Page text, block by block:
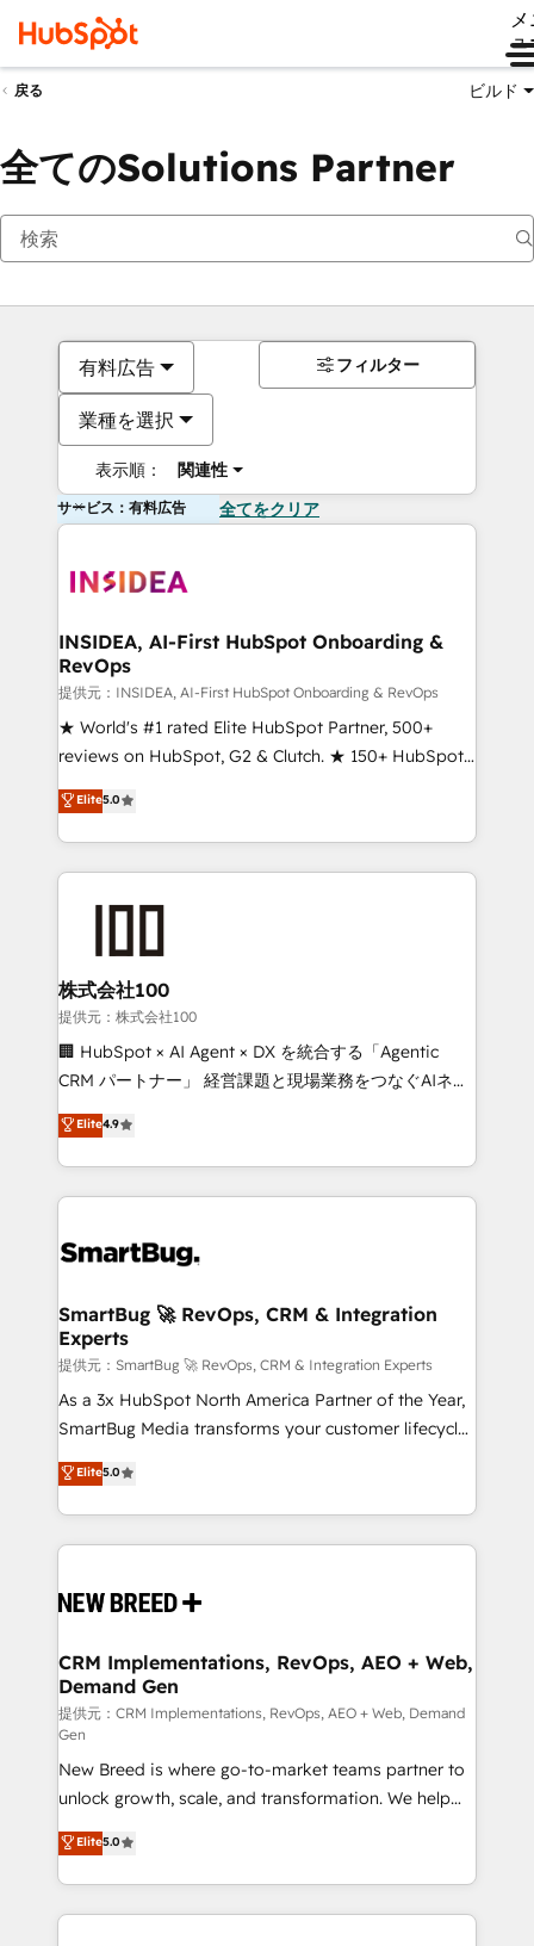
ュ
戻る ビルド
全てのSolutions Partner
有料広告
業種を選択
表示順： 関連性
フィルター
サービス：有料広告 全てをクリア
INSIDEA, AI-First HubSpot Onboarding &
RevOps
提供元：INSIDEA, AI-First HubSpot Onboarding & RevOps
★ World's #1 rated Elite HubSpot Partner, 500+
reviews on HubSpot, G2 & Clutch. ★ 150+ HubSpot
Certified Experts & Trainers across the team ★
1,500+ implementations across five continents ★ AI-
First, RevOps-led, Onboarding obsessed ★
Company of the Year 2024/25 INSIDEA helps
and build AI-powered workflows that drive adoption
from week one, in your time zone. What we do ➤
Onboarding: Live in weeks, with workflows built
around your business, not a template. ➤ Migration:
Move from any legacy CRM. Zero downtime, full data
run your revenue process. Sales, marketing, and
service wired together. ➤ AI and Integrations: Layer
tune-ups, feature rollouts, adoption coaching. Buying
HubSpot, switching to it, or reviving a stale portal?
We are built for the work.
Elite5.0
株式会社100
提供元：株式会社100
🏢 HubSpot × AI Agent × DX を統合する「Agentic
CRM パートナー」 経営課題と現場業務をつなぐAIネイ
ティブ・エージェンシーとして、HubSpot Eliteの実装
力で顧客フロント業務を再設計します。 💡 100inc は何
をする会社か？ HubSpotを共通基盤に、AIエージェン
トを組み込んだ顧客フロント業務（マーケティング・営
ィブ・エージェンシーです。事業部・グループ会社・部
を、CRMを軸とした全社共通基盤に再構築します。意
思決定者・PMO・現場担当者に並走します。 1️⃣
HubSpot導入・活用支援 顧客データの一元化から、
GTMの見える化・自動化まで。全Hub統合運用、デー
タ品質設計、グループ横断のCRM統合に対応します。
の一部をAIが自律実行する組織への移行を設計・実装。
Breeze・Claude等をHubSpotと連携させ、役割定義・
革を、構想から実装・定着までPMOとして主導。「設
の統合・浸透・変革管理を実行します。 ▸ CMS戦略設
計・構築：リード獲得・CVR・SEOを前提にした情報設
計・導線設計・テンプレート設計をContent Hubで一体
提供。 ▸ 既存CRM・MAからの移行支援：Salesforce・
Marketo・Pardot等からの移行、カスタム設計、履歴
データ移行と活用設計まで。 ▸ AEO対応：ChatGPT・
ンツとサイト構造を最適化。 🏆 なぜ100incを選ぶの
か？ ✓ HubSpot Eliteパートナー認定 ✓ HubSpotアワ
ード受賞・HUGリーダー ✓ ISO27001:2022 /
Elite4.9
SmartBug 🚀 RevOps, CRM & Integration
Experts
提供元：SmartBug 🚀 RevOps, CRM & Integration Experts
As a 3x HubSpot North America Partner of the Year,
SmartBug Media transforms your customer lifecycle
into a revenue engine. Our unified ecosystem
includes specialized divisions Globalia (AI &
Software) and Point Success Media (Paid Media),
making this the official home for all three brands. 🔄
and system integrations powered by Globalia’s
trainers to drive platform adoption. 📈 Revenue
Generation - Full-funnel marketing and high-
performance advertising via Point Success Media. -
Expert deployment of Breeze AI and custom agents
to automate growth. 🏆 Elite Excellence - 8 platform
accreditations and deep HIPAA-compliance
expertise. - A team of 250+ experts dedicated to
your resilient growth.
Elite5.0
CRM Implementations, RevOps, AEO + Web,
Demand Gen
提供元：CRM Implementations, RevOps, AEO + Web, Demand
Gen
New Breed is where go-to-market teams partner to
unlock growth, scale, and transformation. We help
companies activate HubSpot’s AI-powered
customer platform and operationalize HubSpot’s
Loop Marketing framework through expert-led
services, smart agents, and purpose-built apps,
Elite5.0